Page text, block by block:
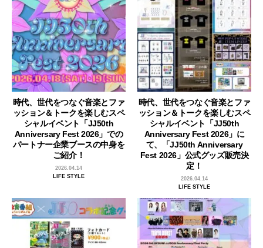
時代、世代をつなぐ音楽とファ
ッション＆トークを楽しむスペ
シャルイベント「JJ50th
Anniversary Fest 2026」での
パートナー企業ブースの中身を
ご紹介！
2026.04.14
LIFE STYLE
時代、世代をつなぐ音楽とファ
ッション＆トークを楽しむスペ
シャルイベント「JJ50th
Anniversary Fest 2026」に
て、「JJ50th Anniversary
Fest 2026」公式グッズ販売決
定！
2026.04.14
LIFE STYLE